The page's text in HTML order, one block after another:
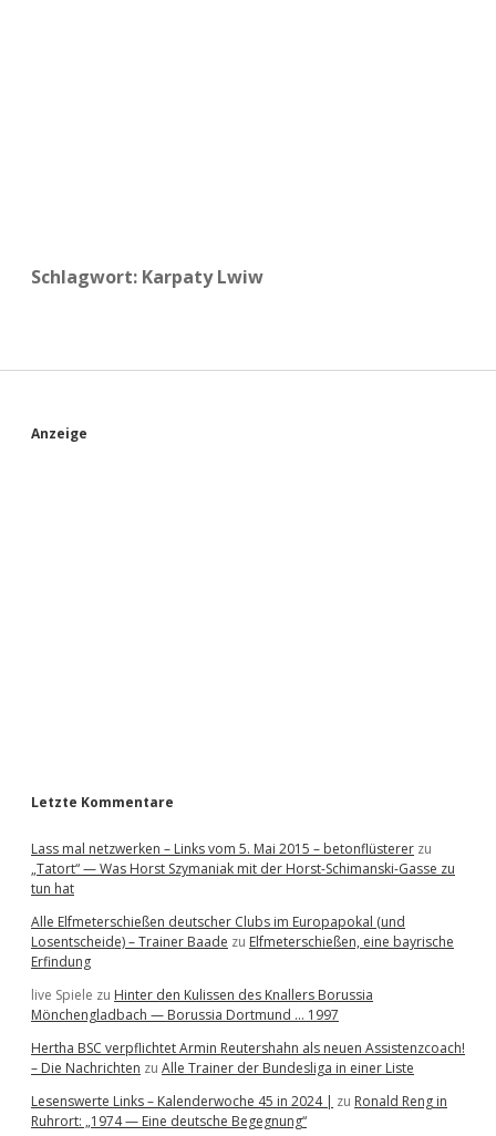
Schlagwort: Karpaty Lwiw
S
Anzeige
Letzte Kommentare
Lass mal netzwerken – Links vom 5. Mai 2015 – betonflüsterer zu
„Tatort“ — Was Horst Szymaniak mit der Horst-Schimanski-Gasse zu
tun hat
Alle Elfmeterschießen deutscher Clubs im Europapokal (und
Losentscheide) – Trainer Baade zu Elfmeterschießen, eine bayrische
Erfindung
live Spiele zu Hinter den Kulissen des Knallers Borussia
Mönchengladbach — Borussia Dortmund … 1997
Hertha BSC verpflichtet Armin Reutershahn als neuen Assistenzcoach!
– Die Nachrichten zu Alle Trainer der Bundesliga in einer Liste
Lesenswerte Links – Kalenderwoche 45 in 2024 | zu Ronald Reng in
Ruhrort: „1974 — Eine deutsche Begegnung“